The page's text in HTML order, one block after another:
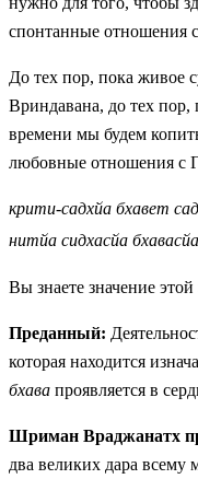
спонтанные отношения
До тех пор, пока живое
Вриндавана, до тех пор,
времени мы будем
любовные отношения с
крити-садхйа бхавет
нитйа сидхасйа
Вы знаете значение этой
Преданный:
которая находится
бхава проявляется в
Шриман Враджанатх
два великих дара